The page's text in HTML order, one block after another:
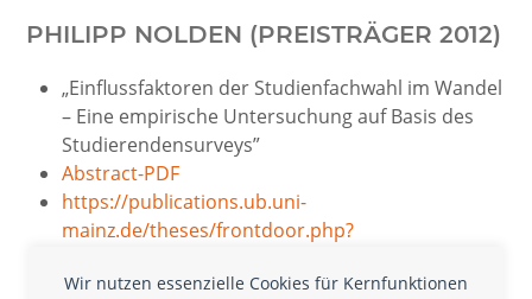
Wir nutzen essenzielle Cookies für Kernfunktionen
PHILIPP NOLDEN (PREISTRÄGER 2012)
„Einflussfaktoren der Studienfachwahl im Wandel
– Eine empirische Untersuchung auf Basis des
Studierendensurveys”
Abstract-PDF
https://publications.ub.uni-
mainz.de/theses/frontdoor.php?
Universität Mainz